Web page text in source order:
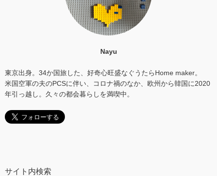
Nayu
東京出身。34か国旅した、好奇心旺盛なぐうたらHome maker。
米国空軍の夫のPCSに伴い、コロナ禍のなか、欧州から韓国に2020
年引っ越し。久々の都会暮らしを満喫中。
サイト内検索